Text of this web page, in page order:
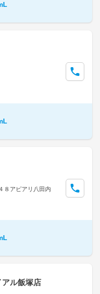
８アピアリ八田内
アル飯塚店